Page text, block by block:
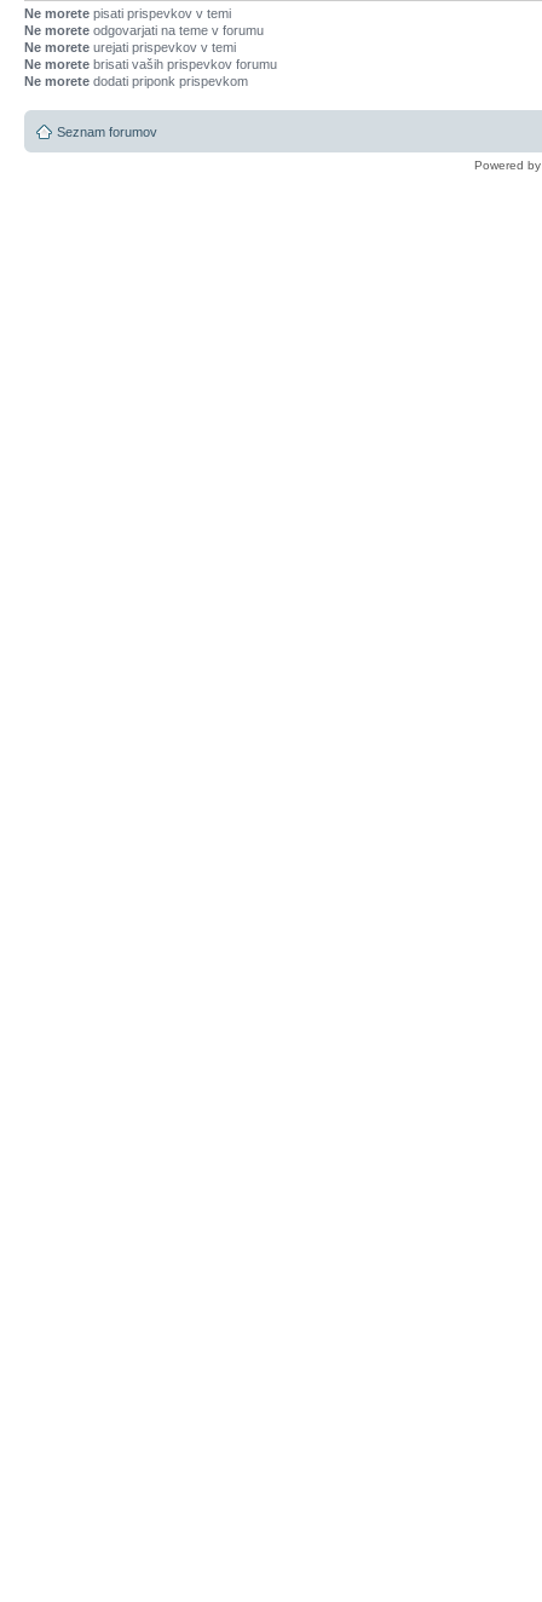
Ne morete pisati prispevkov v temi
Ne morete odgovarjati na teme v forumu
Ne morete urejati prispevkov v temi
Ne morete brisati vaših prispevkov forumu
Ne morete dodati priponk prispevkom
Seznam forumov
Powered